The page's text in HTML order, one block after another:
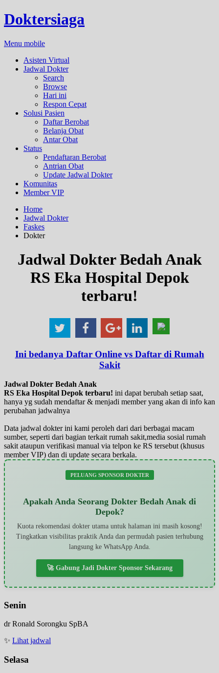
Doktersiaga
Menu mobile
Asisten Virtual
Jadwal Dokter
Search
Browse
Hari ini
Respon Cepat
Solusi Pasien
Daftar Berobat
Belanja Obat
Antar Obat
Status
Pendaftaran Berobat
Antrian Obat
Update Jadwal Dokter
Komunitas
Member VIP
Home
Jadwal Dokter
Faskes
Dokter
Jadwal Dokter Bedah Anak
RS Eka Hospital Depok
terbaru!
Ini bedanya Daftar Online vs Daftar di Rumah
Sakit
Jadwal Dokter Bedah Anak
RS Eka Hospital Depok terbaru! ini dapat berubah setiap saat,
hanya yg sudah mendaftar & menjadi member yang akan di info kan
perubahan jadwalnya
Data jadwal dokter ini kami peroleh dari dari berbagai macam
sumber, seperti dari bagian terkait rumah sakit,media sosial rumah
sakit ataupun verifikasi manual via telpon ke RS tersebut (khusus
member VIP) dan di update secara berkala.
PELUANG SPONSOR DOKTER
Apakah Anda Seorang Dokter Bedah Anak di
Depok?
Kuota rekomendasi dokter utama untuk halaman ini masih kosong!
Tingkatkan visibilitas praktik Anda dan permudah pasien terhubung
langsung ke WhatsApp Anda.
🚀 Gabung Jadi Dokter Sponsor Sekarang
Senin
dr Ronald Sorongku SpBA
✨ Lihat jadwal
Selasa